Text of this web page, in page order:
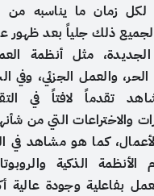
زمان ما يناسبه من
ذلك جلياً بعد ظهور
مثل أنظمة
والعمل الجزئي، وفي
تقدماً لافتاً في
والاختراعات التي من
كما هو مشاهد في
الأنظمة الذكية
بفاعلية وجودة عالية